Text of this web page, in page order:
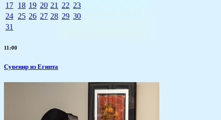
17 18 19 20 21 22 23
24 25 26 27 28 29 30
31
11:00
Сувенир из Египта